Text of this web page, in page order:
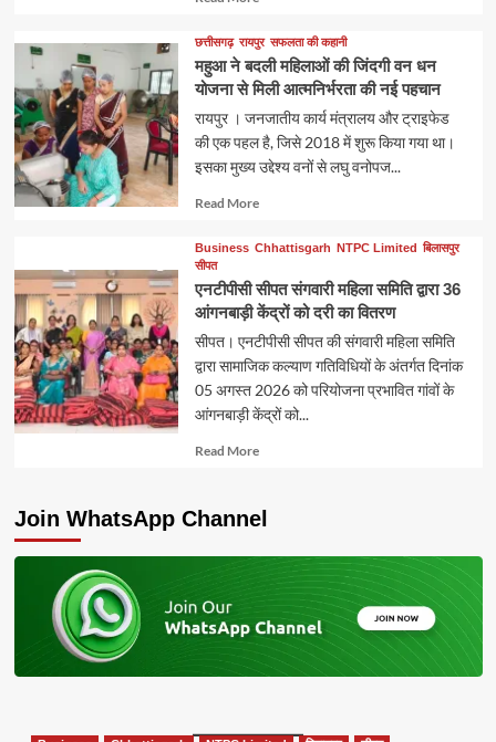
about
छत्तीसगढ़ रायपुर सफलता की कहानी
महुआ ने बदली महिलाओं की जिंदगी वन धन
योजना से मिली आत्मनिर्भरता की नई पहचान
रायपुर । जनजातीय कार्य मंत्रालय और ट्राइफेड
की एक पहल है, जिसे 2018 में शुरू किया गया था।
इसका मुख्य उद्देश्य वनों से लघु वनोपज...
Read MoreRead
about
Business Chhattisgarh NTPC Limited बिलासपुर
सीपत
एनटीपीसी सीपत संगवारी महिला समिति द्वारा 36
आंगनबाड़ी केंद्रों को दरी का वितरण
सीपत। एनटीपीसी सीपत की संगवारी महिला समिति
द्वारा सामाजिक कल्याण गतिविधियों के अंतर्गत दिनांक
05 अगस्त 2026 को परियोजना प्रभावित गांवों के
आंगनबाड़ी केंद्रों को...
Read MoreRead
Join WhatsApp Channel